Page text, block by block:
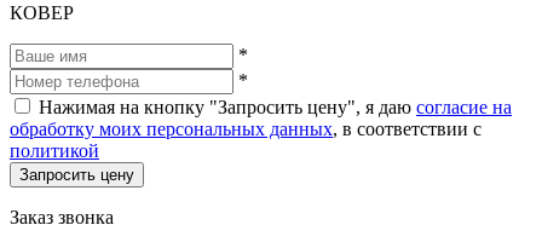
КОВЕР
*
*
Нажимая на кнопку "Запросить цену", я даю согласие на
обработку моих персональных данных, в соответствии с
политикой
Запросить цену
Заказ звонка